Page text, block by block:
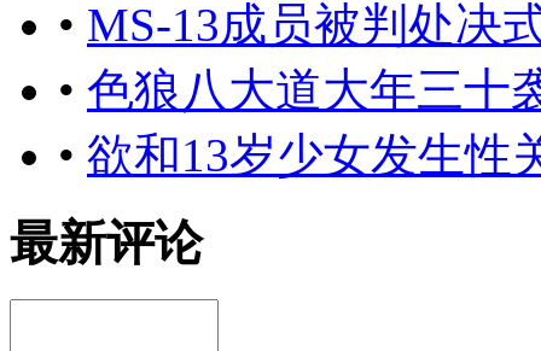
• MS-13成员被判处决
• 色狼八大道大年三十
• 欲和13岁少女发生性
最新评论